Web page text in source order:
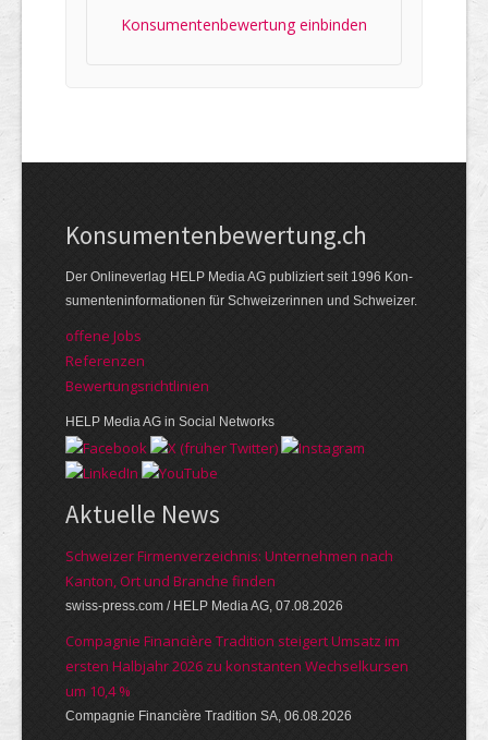
Konsumentenbewertung einbinden
Kon­su­menten­be­wer­tung.ch
Der Online­verlag HELP Media AG publi­ziert seit 1996 Kon­
su­menten­infor­mationen für Schwei­zerinnen und Schweizer.
offene Jobs
Referenzen
Bewer­tungs­richt­linien
HELP Media AG in Social Networks
Aktuelle News
Schweizer Firmenverzeichnis: Unternehmen nach
Kanton, Ort und Branche finden
swiss-press.com / HELP Media AG, 07.08.2026
Compagnie Financière Tradition steigert Umsatz im
ersten Halbjahr 2026 zu konstanten Wechselkursen
um 10,4 %
Compagnie Financière Tradition SA, 06.08.2026